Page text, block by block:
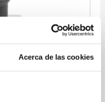
Acerca de las cookies
BRIDA ROSCADA TA.1,
SIN RANURA DE
ANTRACITA RAL7021